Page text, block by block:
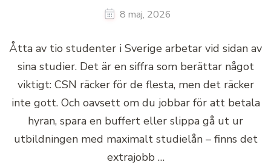
8 maj, 2026
Åtta av tio studenter i Sverige arbetar vid sidan av
sina studier. Det är en siffra som berättar något
viktigt: CSN räcker för de flesta, men det räcker
inte gott. Och oavsett om du jobbar för att betala
hyran, spara en buffert eller slippa gå ut ur
utbildningen med maximalt studielån – finns det
extrajobb …